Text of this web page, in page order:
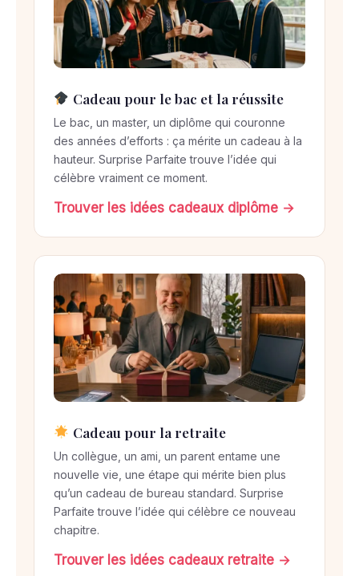
Cadeau pour le bac et la réussite
Le bac, un master, un diplôme qui couronne
des années d’efforts : ça mérite un cadeau à la
hauteur. Surprise Parfaite trouve l’idée qui
célèbre vraiment ce moment.
Trouver les idées cadeaux diplôme →
Cadeau pour la retraite
Un collègue, un ami, un parent entame une
nouvelle vie, une étape qui mérite bien plus
qu’un cadeau de bureau standard. Surprise
Parfaite trouve l’idée qui célèbre ce nouveau
chapitre.
Trouver les idées cadeaux retraite →